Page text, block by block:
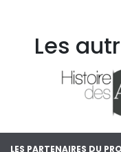
Les
LES PARTENAIRES DU